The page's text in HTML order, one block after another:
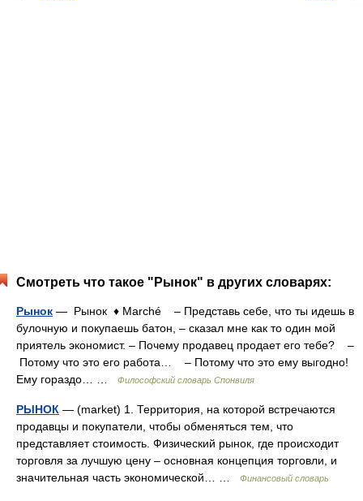
Смотреть что такое "Рынок" в других словарях:
Рынок — Рынок ♦ Marché – Представь себе, что ты идешь в
булочную и покупаешь батон, – сказал мне как то один мой
приятель экономист. – Почему продавец продает его тебе? –
Потому что это его работа… – Потому что это ему выгодно!
Ему гораздо… …
Философский словарь Спонвиля
РЫНОК — (market) 1. Территория, на которой встречаются
продавцы и покупатели, чтобы обменяться тем, что
представляет стоимость. Физический рынок, где происходит
торговля за лучшую цену – основная концепция торговли, и
значительная часть экономической… …
Финансовый словарь